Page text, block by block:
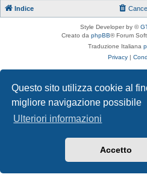
Questo sito utilizza cookie al
migliore navigazione possibile
Ulteriori informazioni
Accetto
Indice
Style Developer by ©
Creato da phpBB® Forum
Traduzione Italiana
Privacy |